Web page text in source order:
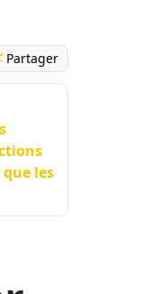
Partager
les